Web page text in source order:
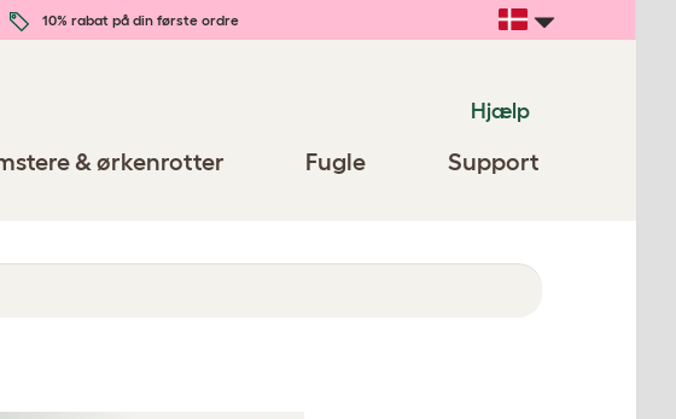
10% rabat på din første ordre
Hjælp
& ørkenrotter Fugle Support